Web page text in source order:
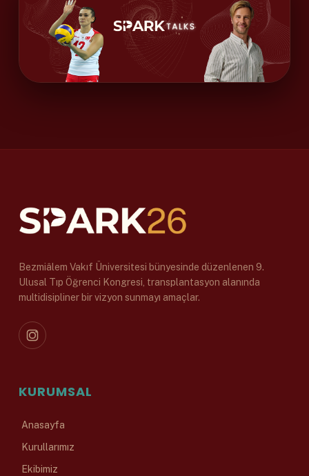
Bezmiâlem Vakıf Üniversitesi bünyesinde düzenlenen 9.
Ulusal Tıp Öğrenci Kongresi, transplantasyon alanında
multidisipliner bir vizyon sunmayı amaçlar.
KURUMSAL
Anasayfa
Kurullarımız
Ekibimiz